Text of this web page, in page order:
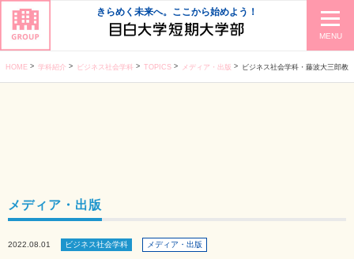
きらめく未来へ。ここから始めよう！
MENU
HOME 学科紹介 ビジネス社会学科 TOPICS メディア・出版 ビジネス社会学科・藤波大三郎教授の連載記事「高齢期における
メディア・出版
2022.08.01 ビジネス社会学科 メディア・出版